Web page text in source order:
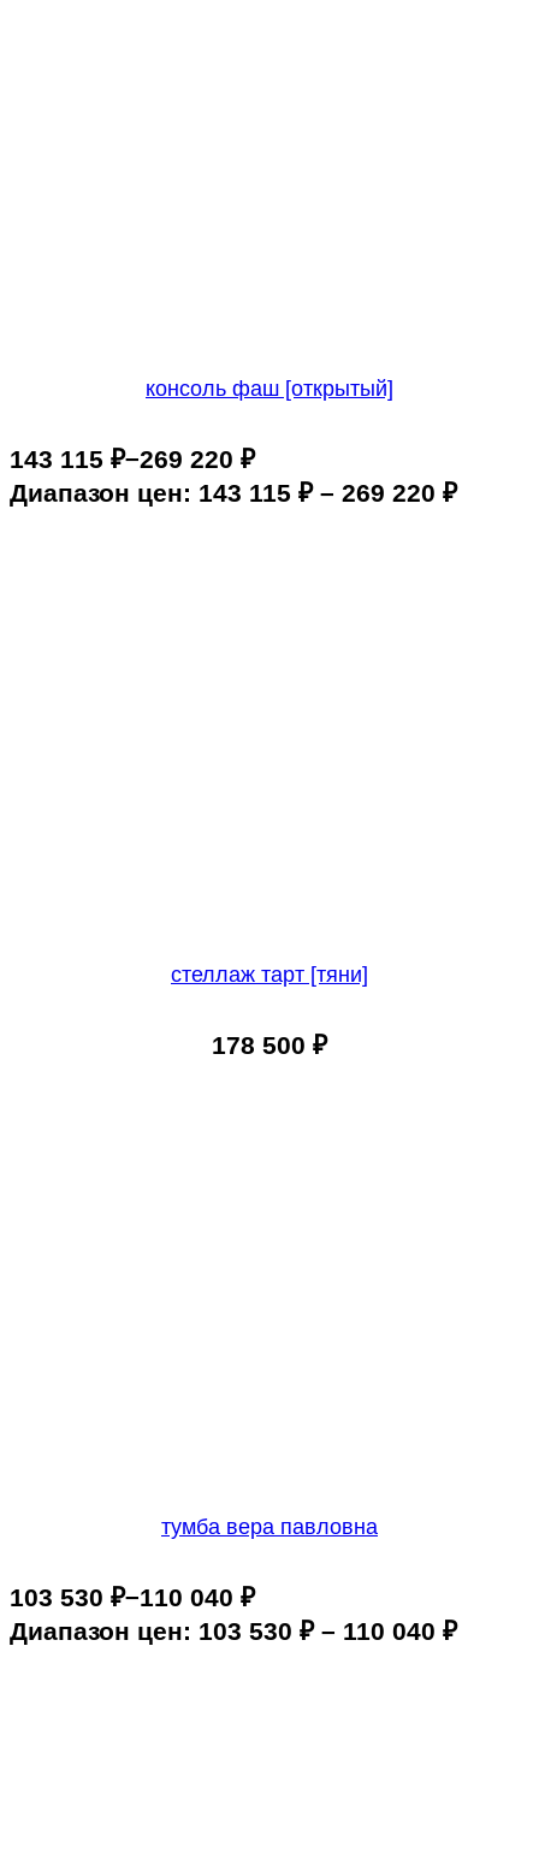
консоль фаш [открытый]
143 115 ₽–269 220 ₽
Диапазон цен: 143 115 ₽ – 269 220 ₽
стеллаж тарт [тяни]
178 500 ₽
тумба вера павловна
103 530 ₽–110 040 ₽
Диапазон цен: 103 530 ₽ – 110 040 ₽